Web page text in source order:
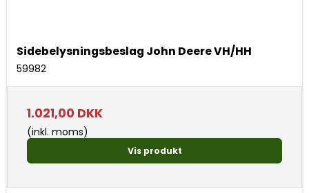
Sidebelysningsbeslag John Deere VH/HH
59982
1.021,00 DKK
(inkl. moms)
Vis produkt